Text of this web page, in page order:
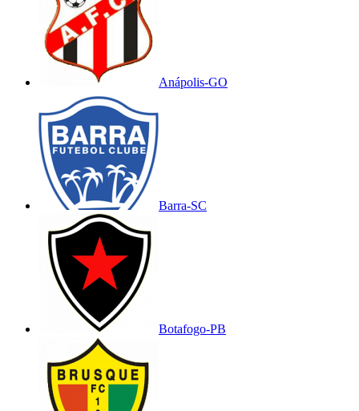
Anápolis-GO
Barra-SC
Botafogo-PB